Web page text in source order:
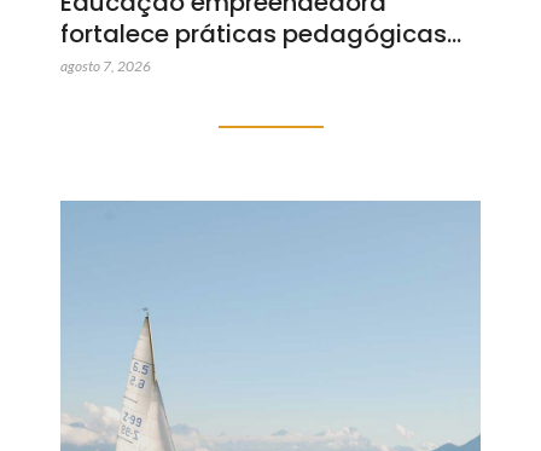
fortalece práticas pedagógicas…
agosto 7, 2026